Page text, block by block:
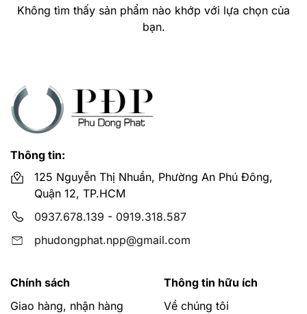
Không tìm thấy sản phẩm nào khớp với lựa chọn của
bạn.
Thông tin:
125 Nguyễn Thị Nhuần, Phường An Phú Đông,
Quận 12, TP.HCM
0937.678.139 - 0919.318.587
phudongphat.npp@gmail.com
Chính sách
Giao hàng, nhận hàng
Thông tin hữu ích
Về chúng tôi